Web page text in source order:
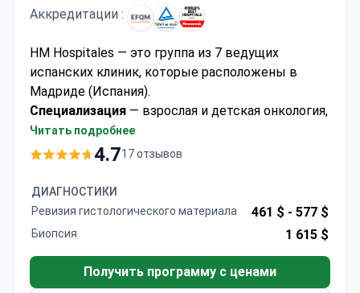
Аккредитации :
HM Hospitales — это группа из 7 ведущих
испанских клиник, которые расположены в
Мадриде (Испания).
Специализация — взрослая и детская онкология,
неврология, нейрохирургия, кардиология и
ортопедия.
лучших частных клиник Испании
Организации мониторинга медицинской
репутации
операций, а лечение от рака здесь проходят
около 2 500 пациентов.
Читать подробнее
4.717 отзывов
ДИАГНОСТИКИ
Ревизия гистологического материала
461 $ - 577 $
Биопсия 1 615 $
Получить программу с ценами